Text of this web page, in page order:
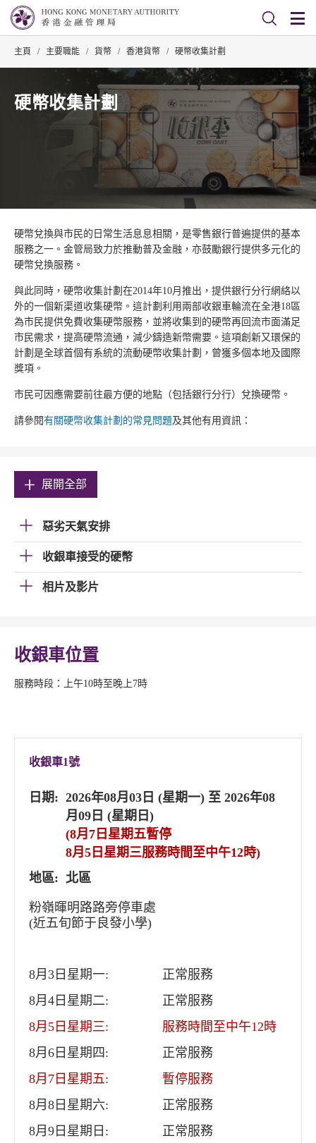
主頁 / 主要職能 / 貨幣 / 香港貨幣 / 硬幣收集計劃
硬幣收集計劃
硬幣兌換與市民的日常生活息息相關，是零售銀行普遍提供的基本
服務之一。金管局致力於推動普及金融，亦鼓勵銀行提供多元化的
硬幣兌換服務。
與此同時，硬幣收集計劃在2014年10月推出，提供銀行分行網絡以
外的一個新渠道收集硬幣。這計劃利用兩部收銀車輪流在全港18區
為市民提供免費收集硬幣服務，並將收集到的硬幣再回流市面滿足
市民需求，提高硬幣流通，減少鑄造新幣需要。這項創新又環保的
計劃是全球首個有系統的流動硬幣收集計劃，曾獲多個本地及國際
獎項。
市民可因應需要前往最方便的地點（包括銀行分行）兌換硬幣。
請參閱有關硬幣收集計劃的常見問題及其他有用資訊：
展開全部
惡劣天氣安排
收銀車接受的硬幣
相片及影片
收銀車位置
服務時段：上午10時至晚上7時
收銀車1號
日期: 2026年08月03日 (星期一) 至 2026年08
月09日 (星期日)
(8月7日星期五暫停
8月5日星期三服務時間至中午12時)
地區: 北區
粉嶺暉明路路旁停車處
(近五旬節于良發小學)
8月3日星期一:
正常服務
8月4日星期二:
正常服務
8月5日星期三:
服務時間至中午12時
8月6日星期四:
正常服務
8月7日星期五:
暫停服務
8月8日星期六:
正常服務
8月9日星期日:
正常服務